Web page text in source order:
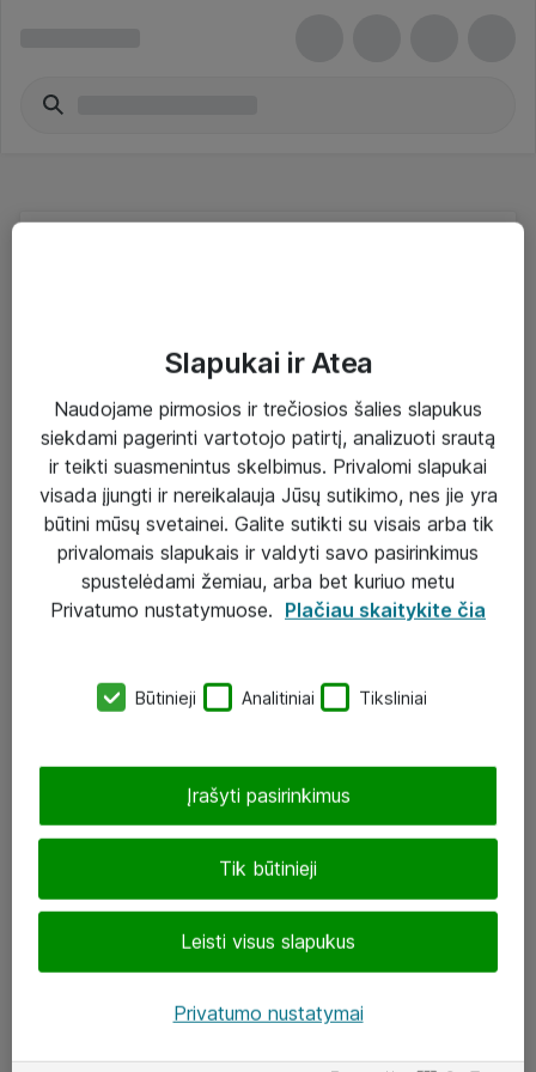
Sprendimai ir paslaugos
Paslaugos
Sprendimai
Įgyvendinti projektai
Atea ekspertų patarimai verslui
UAB „ATEA“
J. Rutkausko g. 6, Vilnius
Atea kontaktai
Aplankykite mus
LinkedIn
Renginiai
Slapukai ir Atea
Naudojame pirmosios ir trečiosios šalies slapukus
siekdami pagerinti vartotojo patirtį, analizuoti srautą
ir teikti suasmenintus skelbimus. Privalomi slapukai
visada įjungti ir nereikalauja Jūsų sutikimo, nes jie yra
būtini mūsų svetainei. Galite sutikti su visais arba tik
privalomais slapukais ir valdyti savo pasirinkimus
spustelėdami žemiau, arba bet kuriuo metu
Privatumo nustatymuose. Plačiau skaitykite čia
Būtinieji Analitiniai Tiksliniai
Tik būtinieji
Leisti visus slapukus
Įrašyti pasirinkimus
Privatumo nustatymai